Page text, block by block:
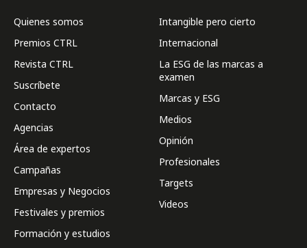
Quienes somos
Premios CTRL
Revista CTRL
Suscríbete
Contacto
Agencias
Área de expertos
Campañas
Empresas y Negocios
Festivales y premios
Formación y estudios
Intangible pero cierto
Internacional
La ESG de las marcas a
examen
Marcas y ESG
Medios
Opinión
Profesionales
Targets
Videos